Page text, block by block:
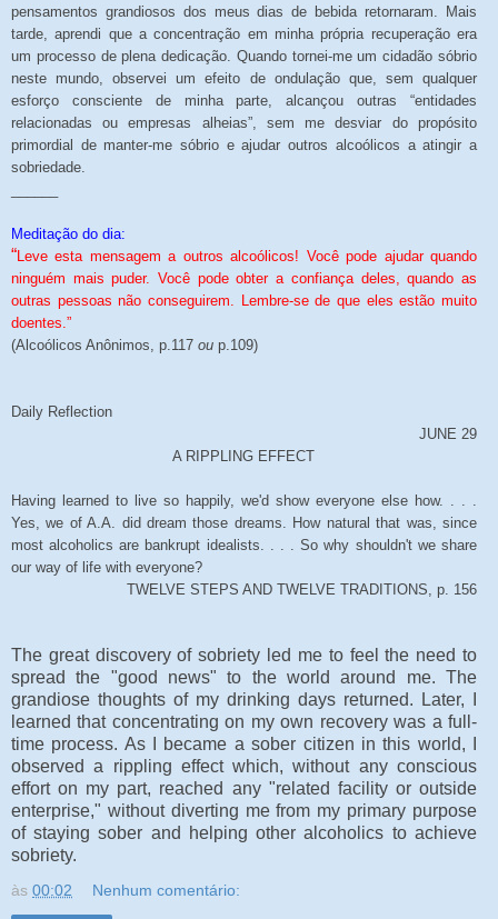
pensamentos grandiosos dos meus dias de bebida retornaram. Mais
tarde, aprendi que a concentração em minha própria recuperação era
um processo de plena dedicação. Quando tornei-me um cidadão sóbrio
neste mundo, observei um efeito de ondulação que, sem qualquer
esforço consciente de minha parte, alcançou outras “entidades
relacionadas ou empresas alheias”, sem me desviar do propósito
primordial de manter-me sóbrio e ajudar outros alcoólicos a atingir a
sobriedade.
Meditação do dia:
“Leve esta mensagem a outros alcoólicos! Você pode ajudar quando
ninguém mais puder. Você pode obter a confiança deles, quando as
outras pessoas não conseguirem. Lembre-se de que eles estão muito
doentes.”
(Alcoólicos Anônimos, p.117 ou p.109)
Daily Reflection
JUNE 29
A RIPPLING EFFECT
Having learned to live so happily, we'd show everyone else how. . . .
Yes, we of A.A. did dream those dreams. How natural that was, since
most alcoholics are bankrupt idealists. . . . So why shouldn't we share
our way of life with everyone?
TWELVE STEPS AND TWELVE TRADITIONS, p. 156
The great discovery of sobriety led me to feel the need to
spread the "good news" to the world around me. The
grandiose thoughts of my drinking days returned. Later, I
learned that concentrating on my own recovery was a full-
time process. As I became a sober citizen in this world, I
observed a rippling effect which, without any conscious
effort on my part, reached any "related facility or outside
enterprise," without diverting me from my primary purpose
of staying sober and helping other alcoholics to achieve
sobriety.
às 00:02 Nenhum comentário: